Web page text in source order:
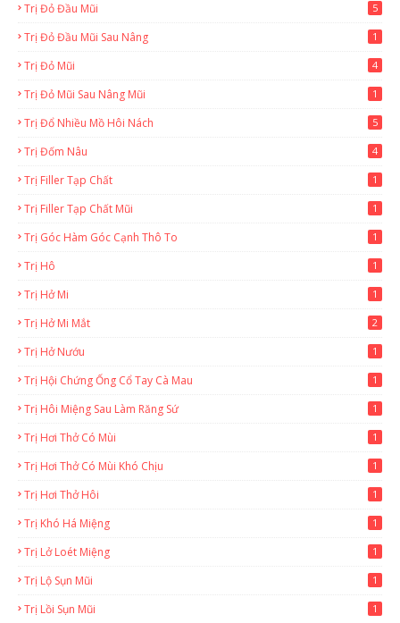
Trị Đỏ Đầu Mũi 5
Trị Đỏ Đầu Mũi Sau Nâng 1
Trị Đỏ Mũi 4
Trị Đỏ Mũi Sau Nâng Mũi 1
Trị Đổ Nhiều Mồ Hôi Nách 5
Trị Đốm Nâu 4
Trị Filler Tạp Chất 1
Trị Filler Tạp Chất Mũi 1
Trị Góc Hàm Góc Cạnh Thô To 1
Trị Hô 1
Trị Hở Mi 1
Trị Hở Mi Mắt 2
Trị Hở Nướu 1
Trị Hội Chứng Ống Cổ Tay Cà Mau 1
Trị Hôi Miệng Sau Làm Răng Sứ 1
Trị Hơi Thở Có Mùi 1
Trị Hơi Thở Có Mùi Khó Chịu 1
Trị Hơi Thở Hôi 1
Trị Khó Há Miệng 1
Trị Lở Loét Miệng 1
Trị Lộ Sụn Mũi 1
Trị Lồi Sụn Mũi 1